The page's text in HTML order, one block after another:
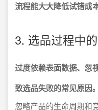
流程能大大降低试错成
3. 选品过程中
过度依赖表面数据、忽
致选品失败的常见原因。
忽略产品的生命周期和